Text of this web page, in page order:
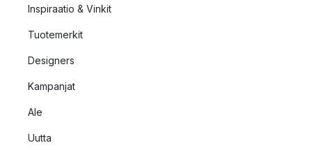
Inspiraatio & Vinkit
Tuotemerkit
Designers
Kampanjat
Ale
Uutta